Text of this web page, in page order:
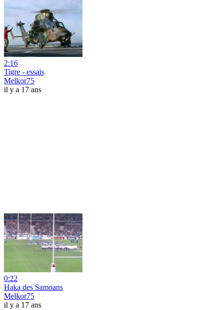
2:16
Tigre - essais
Melkor75
il y a 17 ans
0:22
Haka des Samoans
Melkor75
il y a 17 ans